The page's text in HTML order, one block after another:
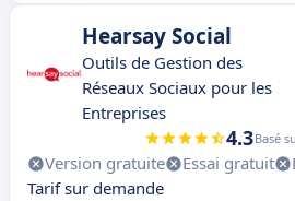
Hearsay Social
Outils de Gestion des
Réseaux Sociaux pour les
Entreprises
4.3Basé
Version gratuite Essai gratuit
Tarif sur demande